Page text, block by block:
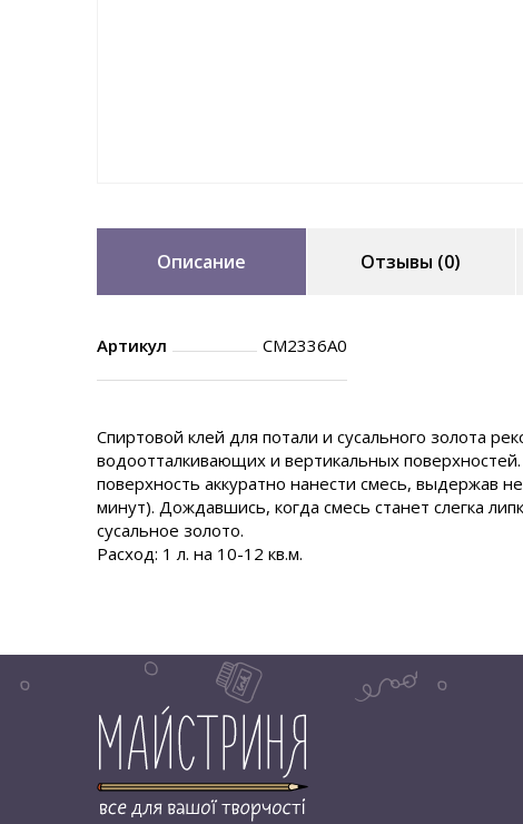
Описание Отзывы (0)
Артикул CM2336A0
Спиртовой клей для потали и сусального золота
водоотталкивающих и вертикальных поверхностей.
поверхность аккуратно нанести смесь, выдержав
минут). Дождавшись, когда смесь станет слегка
сусальное золото.
Расход: 1 л. на 10-12 кв.м.